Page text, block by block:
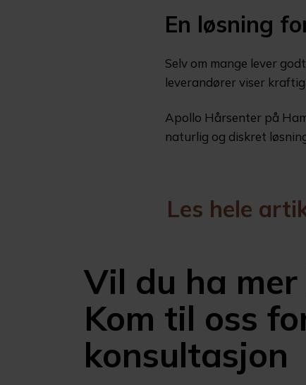
En løsning
Selv om mange lever
leverandører viser
Apollo Hårsenter på
naturlig og diskret
Les hele
Vil du ha mer
Kom til oss
konsultasjon